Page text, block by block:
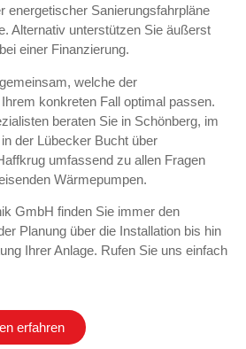
energetischer Sanierungsfahrpläne
Alternativ unterstützen Sie äußerst
einer Finanzierung.
welche der
konkreten Fall optimal passen.
beraten Sie in Schönberg, im
der Lübecker Bucht über
umfassend zu allen Fragen
Wärmepumpen.
GmbH finden Sie immer den
Planung über die Installation bis hin
Ihrer Anlage. Rufen Sie uns einfach
erfahren